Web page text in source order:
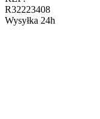
R32223408
Wysyłka 24h